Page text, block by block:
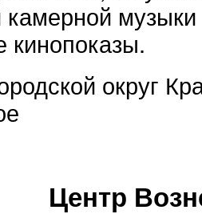
кинопоказы.
округ
Центр